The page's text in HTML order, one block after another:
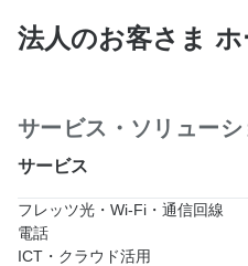
法人のお客さま ホ
サービス・ソリューシ
サービス
フレッツ光・Wi-Fi・通信回線
電話
ICT・クラウド活用